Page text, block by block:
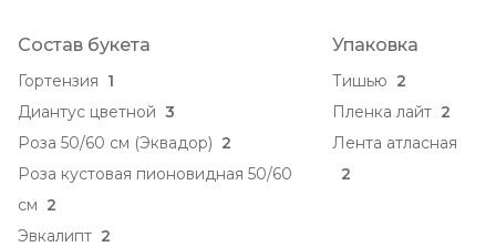
Состав букета
Гортензия 1
Диантус цветной 3
Роза 50/60 см (Эквадор) 2
Роза кустовая пионовидная 50/60
см 2
Эвкалипт 2
Упаковка
Тишью 2
Пленка лайт 2
Лента атласная
2